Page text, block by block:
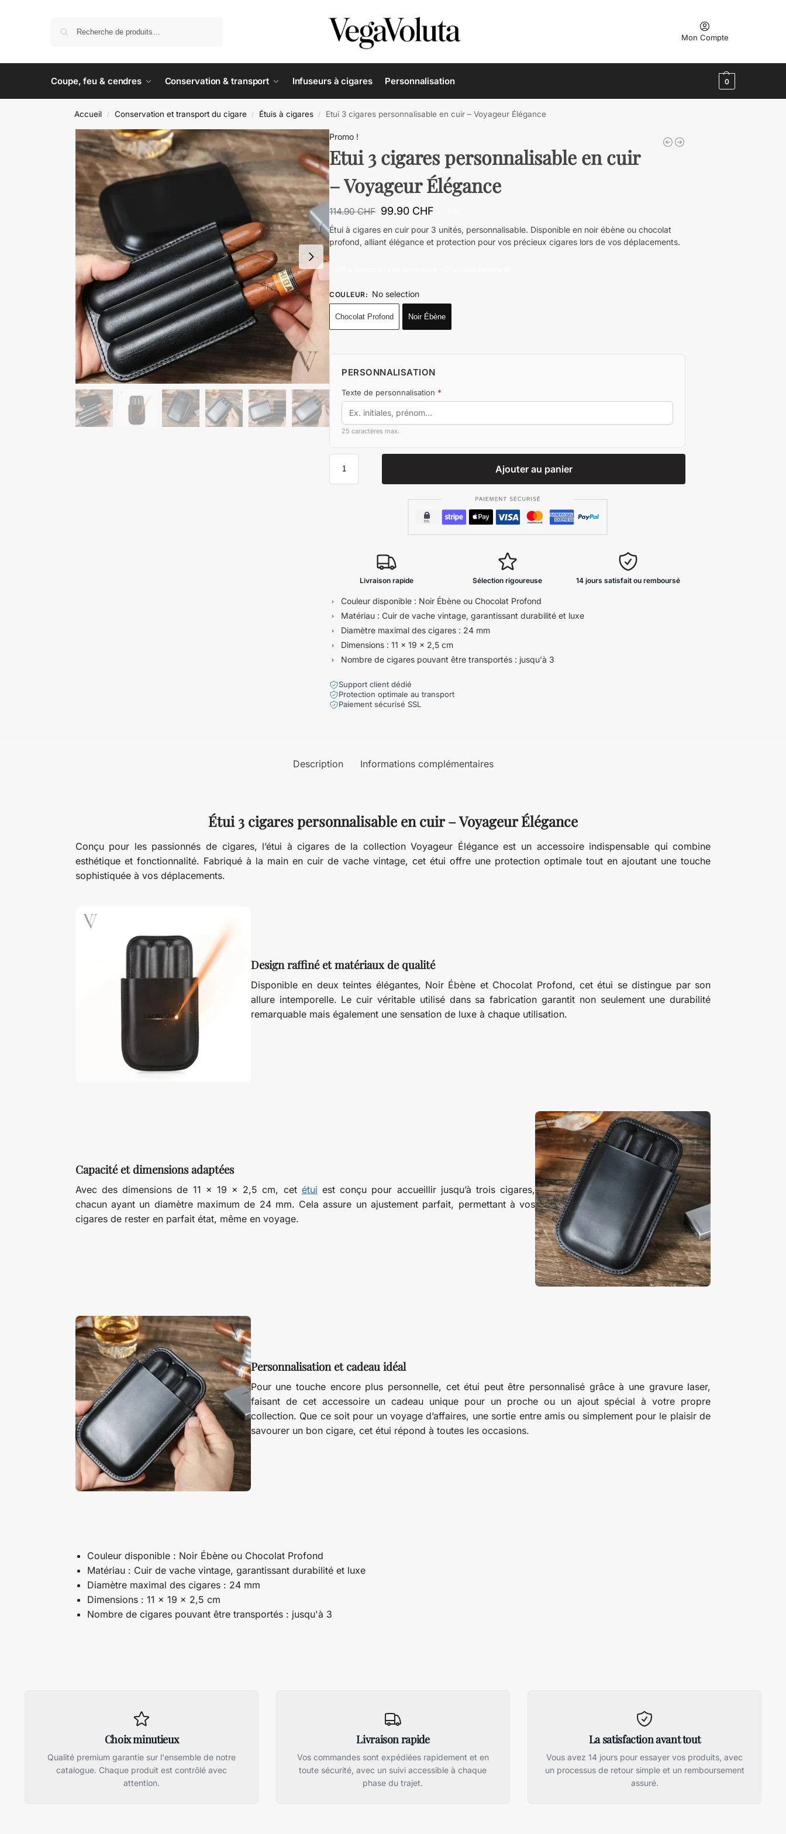
Mon Compte
Coupe, feu & cendres Conservation & transport Infuseurs à cigares Personnalisation 0
Accueil / Conservation et transport du cigare / Étuis à cigares / Etui 3 cigares personnalisable en cuir – Voyageur Élégance
Promo !
Etui 3 cigares personnalisable en cuir
– Voyageur Élégance
114.90CHF 99.90 CHF
Étui à cigares en cuir pour 3 unités, personnalisable. Disponible en noir ébène ou chocolat
profond, alliant élégance et protection pour vos précieux cigares lors de vos déplacements.
COULEUR: No selection
Chocolat Profond Noir Ébène
PERSONNALISATION
Texte de personnalisation *
25 caractères max.
Ajouter au panier
Livraison rapide Sélection rigoureuse 14 jours satisfait ou remboursé
Couleur disponible : Noir Ébène ou Chocolat Profond
Matériau : Cuir de vache vintage, garantissant durabilité et luxe
Diamètre maximal des cigares : 24 mm
Dimensions : 11 x 19 x 2,5 cm
Nombre de cigares pouvant être transportés : jusqu'à 3
Support client dédié
Protection optimale au transport
Paiement sécurisé SSL
Description Informations complémentaires
Étui 3 cigares personnalisable en cuir – Voyageur Élégance
Conçu pour les passionnés de cigares, l’étui à cigares de la collection Voyageur Élégance est un accessoire indispensable qui combine
esthétique et fonctionnalité. Fabriqué à la main en cuir de vache vintage, cet étui offre une protection optimale tout en ajoutant une touche
sophistiquée à vos déplacements.
Design raffiné et matériaux de qualité
Disponible en deux teintes élégantes, Noir Ébène et Chocolat Profond, cet étui se distingue par son
allure intemporelle. Le cuir véritable utilisé dans sa fabrication garantit non seulement une durabilité
remarquable mais également une sensation de luxe à chaque utilisation.
Capacité et dimensions adaptées
Avec des dimensions de 11 x 19 x 2,5 cm, cet étui est conçu pour accueillir jusqu’à trois cigares,
chacun ayant un diamètre maximum de 24 mm. Cela assure un ajustement parfait, permettant à vos
cigares de rester en parfait état, même en voyage.
Personnalisation et cadeau idéal
Pour une touche encore plus personnelle, cet étui peut être personnalisé grâce à une gravure laser,
faisant de cet accessoire un cadeau unique pour un proche ou un ajout spécial à votre propre
collection. Que ce soit pour un voyage d’affaires, une sortie entre amis ou simplement pour le plaisir de
savourer un bon cigare, cet étui répond à toutes les occasions.
Couleur disponible : Noir Ébène ou Chocolat Profond
Matériau : Cuir de vache vintage, garantissant durabilité et luxe
Diamètre maximal des cigares : 24 mm
Dimensions : 11 x 19 x 2,5 cm
Nombre de cigares pouvant être transportés : jusqu'à 3
Choix minutieux
Qualité premium garantie sur l'ensemble de notre
catalogue. Chaque produit est contrôlé avec
attention.
Livraison rapide
Vos commandes sont expédiées rapidement et en
toute sécurité, avec un suivi accessible à chaque
phase du trajet.
La satisfaction avant tout
Vous avez 14 jours pour essayer vos produits, avec
un processus de retour simple et un remboursement
assuré.